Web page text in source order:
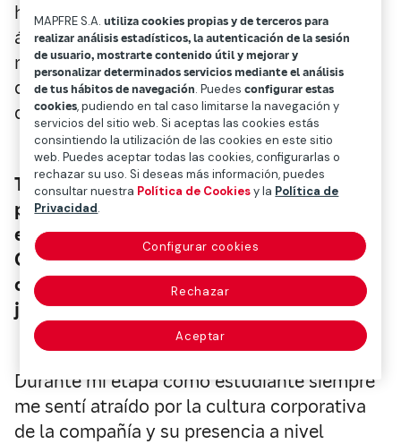
hace cinco años, es parte de la dirección del
área. Hoy charlamos con él sobre la
relevancia de promover un entorno laboral
diverso en el que el talento joven se
desarrolle y crezca profesionalmente.
Teincorporaste a Mapfre a través del
programa de prácticas y actualmente eres
el responsable de Procesos en el área de
Operaciones. ¿Cómo has vivido el
compromiso de Mapfre por el talento
joven?
Durante mi etapa como estudiante siempre
me sentí atraído por la cultura corporativa
de la compañía y su presencia a nivel
MAPFRE S.A.utiliza cookies propias y de terceros para
realizar análisis estadísticos, la autenticación de la sesión
de usuario, mostrarte contenido útil y mejorar y
personalizar determinados servicios mediante el análisis
de tus hábitos de navegación. Puedesconfigurar estas
cookies, pudiendo en tal caso limitarse la navegación y
servicios del sitio web. Si aceptas las cookies estás
consintiendo la utilización de las cookies en este sitio
web. Puedes aceptar todas las cookies, configurarlas o
rechazar su uso. Si deseas más información, puedes
consultar nuestra Política de Cookiesy la Política de
Privacidad.
Configurar cookies
Rechazar
Aceptar